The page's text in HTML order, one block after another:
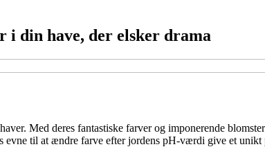
i din have, der elsker drama
Med deres fantastiske farver og imponerende
evne til at ændre farve efter jordens pH-værdi give et